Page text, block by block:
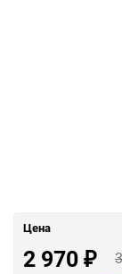
Цена
2 970 ₽